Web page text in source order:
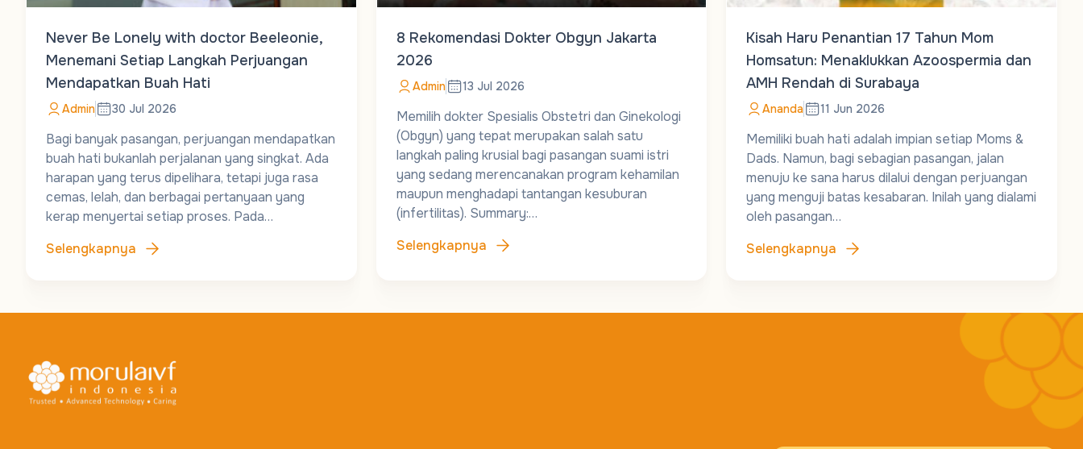
Never Be Lonely with doctor Beeleonie,
Menemani Setiap Langkah Perjuangan
Mendapatkan Buah Hati
Admin 30 Jul 2026
Bagi banyak pasangan, perjuangan mendapatkan
buah hati bukanlah perjalanan yang singkat. Ada
harapan yang terus dipelihara, tetapi juga rasa
cemas, lelah, dan berbagai pertanyaan yang
kerap menyertai setiap proses. Pada…
Selengkapnya
8 Rekomendasi Dokter Obgyn Jakarta
2026
Admin 13 Jul 2026
Memilih dokter Spesialis Obstetri dan Ginekologi
(Obgyn) yang tepat merupakan salah satu
langkah paling krusial bagi pasangan suami istri
yang sedang merencanakan program kehamilan
maupun menghadapi tantangan kesuburan
(infertilitas). Summary:…
Selengkapnya
Kisah Haru Penantian 17 Tahun Mom
Homsatun: Menaklukkan Azoospermia dan
AMH Rendah di Surabaya
Ananda 11 Jun 2026
Memiliki buah hati adalah impian setiap Moms &
Dads. Namun, bagi sebagian pasangan, jalan
menuju ke sana harus dilalui dengan perjuangan
yang menguji batas kesabaran. Inilah yang dialami
oleh pasangan…
Selengkapnya